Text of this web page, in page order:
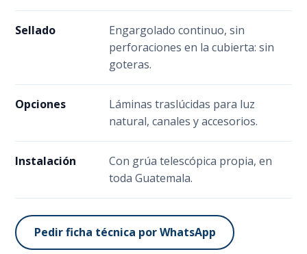
Sellado
Engargolado continuo, sin
perforaciones en la cubierta: sin
goteras.
Opciones
Láminas traslúcidas para luz
natural, canales y accesorios.
Instalación
Con grúa telescópica propia, en
toda Guatemala.
Pedir ficha técnica por WhatsApp